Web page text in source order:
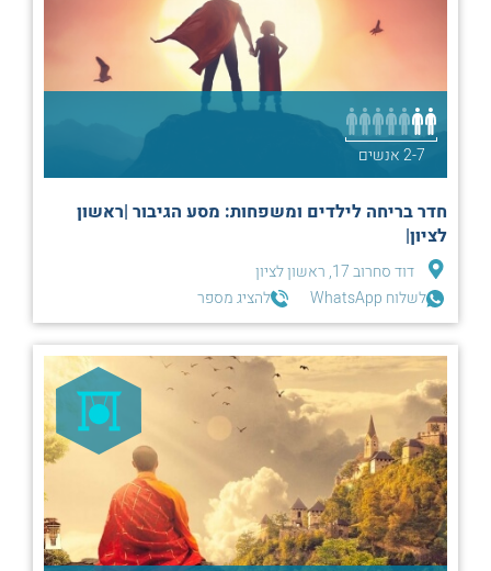
2-7 אנשים
חדר בריחה לילדים ומשפחות: מסע הגיבור |ראשון
לציון|
דוד סחרוב 17, ראשון לציון
לשלוח WhatsApp
להציג מספר